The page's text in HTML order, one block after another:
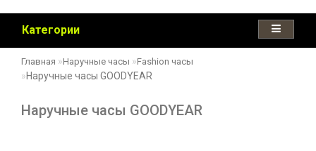
Категории
Главная Наручные часы Fashion часы
Наручные часы GOODYEAR
Наручные часы GOODYEAR